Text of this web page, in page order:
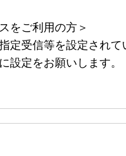
をご利用の方＞
受信等を設定されて
設定をお願いします。